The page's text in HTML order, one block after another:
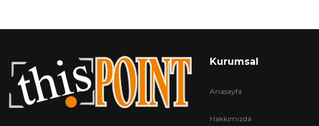
Kurumsal
Anasayfa
Hakkımızda